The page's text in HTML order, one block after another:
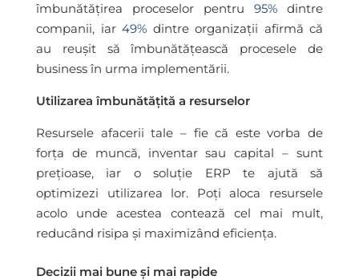
îmbunătățirea proceselor pentru 95% dintre
companii, iar 49% dintre organizații afirmă că
au reușit să îmbunătățească procesele de
business în urma implementării.
Utilizarea îmbunătățită a resurselor
Resursele afacerii tale – fie că este vorba de
forța de muncă, inventar sau capital – sunt
prețioase, iar o soluție ERP te ajută să
optimizezi utilizarea lor. Poți aloca resursele
acolo unde acestea contează cel mai mult,
reducând risipa și maximizând eficiența.
Decizii mai bune și mai rapide